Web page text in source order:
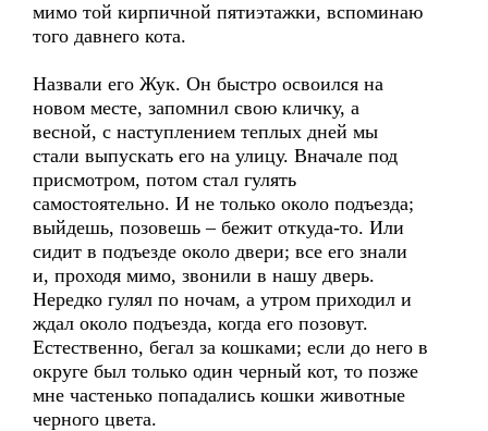
мимо той кирпичной пятиэтажки, вспоминаю
того давнего кота.
Назвали его Жук. Он быстро освоился на
новом месте, запомнил свою кличку, а
весной, с наступлением теплых дней мы
стали выпускать его на улицу. Вначале под
присмотром, потом стал гулять
самостоятельно. И не только около подъезда;
выйдешь, позовешь – бежит откуда-то. Или
сидит в подъезде около двери; все его знали
и, проходя мимо, звонили в нашу дверь.
Нередко гулял по ночам, а утром приходил и
ждал около подъезда, когда его позовут.
Естественно, бегал за кошками; если до него в
округе был только один черный кот, то позже
мне частенько попадались кошки животные
черного цвета.